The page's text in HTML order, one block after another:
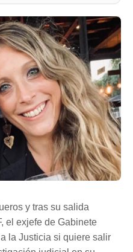
y tras su salida
el exjefe de Gabinete
la Justicia si quiere salir